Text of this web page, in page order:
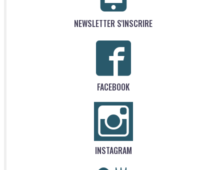
NEWSLETTER S'INSCRIRE
FACEBOOK
INSTAGRAM